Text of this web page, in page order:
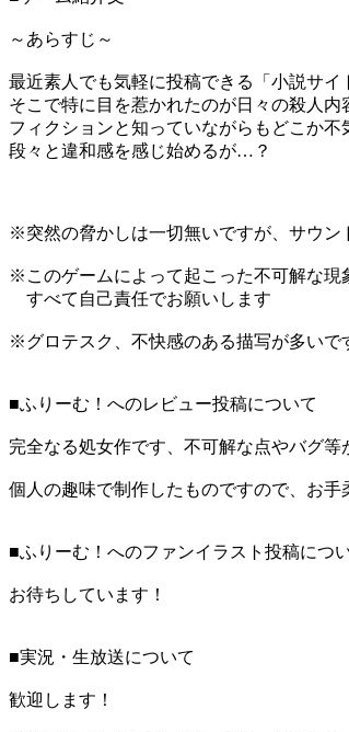
～あらすじ～
最近素人でも気軽に投稿できる「小説サイ
そこで特に目を惹かれたのが日々の殺人
フィクションと知っていながらもどこか
段々と違和感を感じ始めるが…？
※突然の脅かしは一切無いですが、サウ
※このゲームによって起こった不可解な現
すべて自己責任でお願いします
※グロテスク、不快感のある描写が多いで
■ふりーむ！へのレビュー投稿について
完全なる処女作です、不可解な点やバグ等
個人の趣味で制作したものですので、お手
■ふりーむ！へのファンイラスト投稿につ
お待ちしています！
■実況・生放送について
歓迎します！